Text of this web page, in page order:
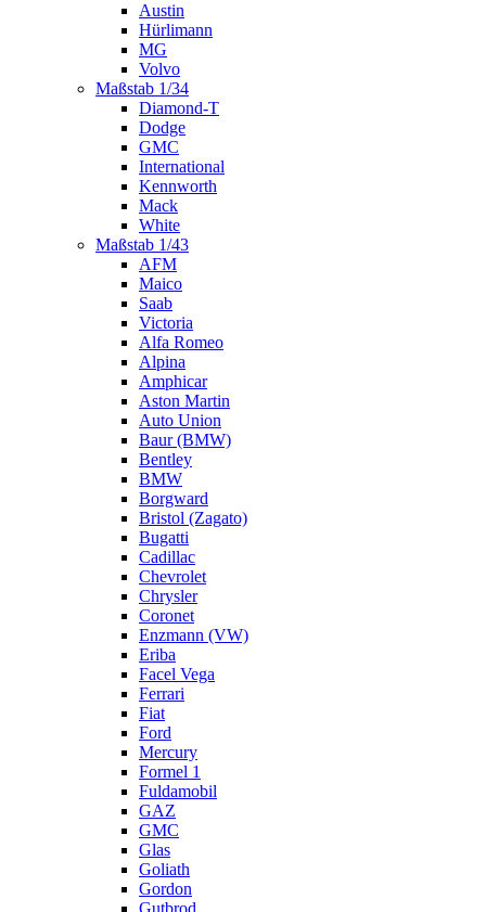
Austin
Hürlimann
MG
Volvo
Maßstab 1/34
Diamond-T
Dodge
GMC
International
Kennworth
Mack
White
Maßstab 1/43
AFM
Maico
Saab
Victoria
Alfa Romeo
Alpina
Amphicar
Aston Martin
Auto Union
Baur (BMW)
Bentley
BMW
Borgward
Bristol (Zagato)
Bugatti
Cadillac
Chevrolet
Chrysler
Coronet
Enzmann (VW)
Eriba
Facel Vega
Ferrari
Fiat
Ford
Mercury
Formel 1
Fuldamobil
GAZ
GMC
Glas
Goliath
Gordon
Gutbrod